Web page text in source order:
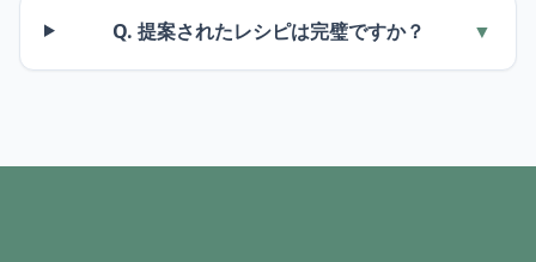
Q. 提案されたレシピは完璧ですか？ ▼